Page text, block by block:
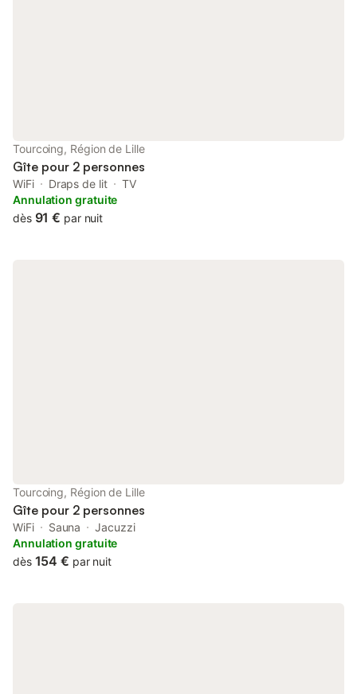
Tourcoing, Région de Lille
Gîte pour 2 personnes
WiFi Draps de lit
TV
Annulation gratuite
dès 91 € par nuit
Tourcoing, Région de Lille
Gîte pour 2 personnes
WiFi Sauna
Jacuzzi
Annulation gratuite
dès 154 € par nuit